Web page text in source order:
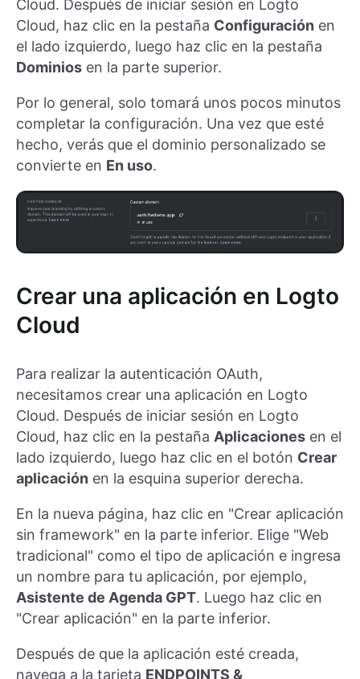
Cloud. Después de iniciar sesión en Logto
Cloud, haz clic en la pestaña Configuración en
el lado izquierdo, luego haz clic en la pestaña
Dominios en la parte superior.
Por lo general, solo tomará unos pocos minutos
completar la configuración. Una vez que esté
hecho, verás que el dominio personalizado se
convierte en En uso.
Crear una aplicación en Logto
Cloud
Para realizar la autenticación OAuth,
necesitamos crear una aplicación en Logto
Cloud. Después de iniciar sesión en Logto
Cloud, haz clic en la pestaña Aplicaciones en el
lado izquierdo, luego haz clic en el botón Crear
aplicación en la esquina superior derecha.
En la nueva página, haz clic en "Crear aplicación
sin framework" en la parte inferior. Elige "Web
tradicional" como el tipo de aplicación e ingresa
un nombre para tu aplicación, por ejemplo,
Asistente de Agenda GPT. Luego haz clic en
"Crear aplicación" en la parte inferior.
Después de que la aplicación esté creada,
navega a la tarjeta ENDPOINTS &